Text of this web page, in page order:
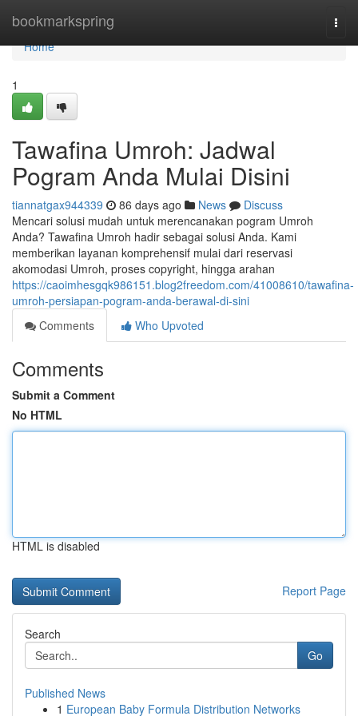
bookmarkspring
Home
Home
1
Tawafina Umroh: Jadwal
Pogram Anda Mulai Disini
tiannatgax944339 86 days ago News
Discuss
Mencari solusi mudah untuk merencanakan pogram Umroh
Anda? Tawafina Umroh hadir sebagai solusi Anda. Kami
memberikan layanan komprehensif mulai dari reservasi
akomodasi Umroh, proses copyright, hingga arahan
https://caoimhesgqk986151.blog2freedom.com/41008610/tawafina-
umroh-persiapan-pogram-anda-berawal-di-sini
Comments
Who Upvoted
Comments
Submit a Comment
No HTML
HTML is disabled
Report Page
Search
Go
Published News
1 European Baby Formula Distribution Networks